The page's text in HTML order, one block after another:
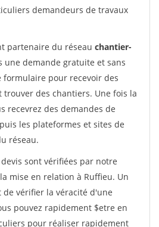
demandeurs de travaux
partenaire du réseau chantier-
une demande gratuite et sans
formulaire pour recevoir des
trouver des chantiers. Une fois la
recevrez des demandes de
les plateformes et sites de
réseau.
sont vérifiées par notre
mise en relation à Ruffieu. Un
vérifier la véracité d'une
pouvez rapidement $etre en
pour réaliser rapidement